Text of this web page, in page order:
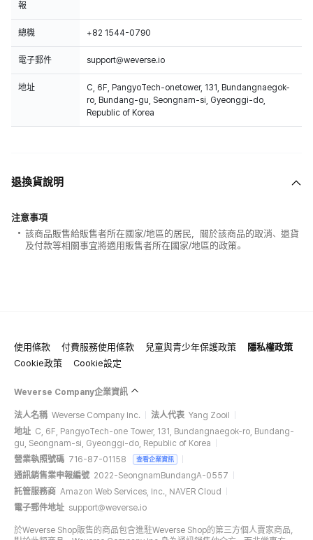
報
總機 +82 1544-0790
電子郵件 support@weverse.io
地址
C, 6F, PangyoTech-onetower, 131, Bundangnaegok-
ro, Bundang-gu, Seongnam-si, Gyeonggi-do,
Republic of Korea
退換貨說明
注意事項
該商品販售給販售者所在國家/地區的居民，關於該商品的取消、退貨
及付款等相關事宜將適用販售者所在國家/地區的政策。
使用條款 付費服務使用條款 兒童與青少年保護政策
隱私權政策
Cookie政策
Cookie設定
Weverse Company企業資訊
法人名稱 Weverse Company Inc. 法人代表 Yang Zooil
地址 C, 6F, PangyoTech-one Tower, 131, Bundangnaegok-ro, Bundang-
gu, Seongnam-si, Gyeonggi-do, Republic of Korea
營業執照號碼 716-87-01158 查看企業資訊
通訊銷售業申報編號 2022-SeongnamBundangA-0557
託管服務商 Amazon Web Services, Inc., NAVER Cloud
電子郵件地址 support@weverse.io
於Weverse Shop販售的商品包含進駐Weverse Shop的第三方個人賣家商品，